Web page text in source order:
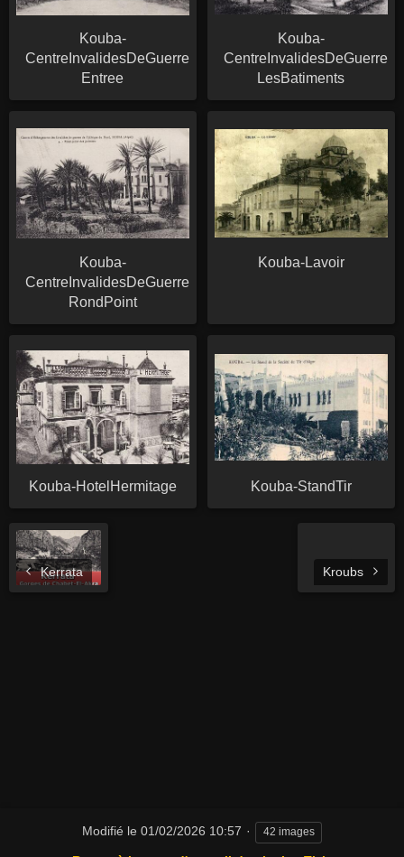
Kouba-
CentreInvalidesDeGuerre-
Entree
Kouba-
CentreInvalidesDeGuerre-
LesBatiments
Kouba-
CentreInvalidesDeGuerre-
RondPoint
Kouba-Lavoir
Kouba-HotelHermitage Kouba-StandTir
Kerrata Kroubs
Modifié le 01/02/2026 10:57 42 images